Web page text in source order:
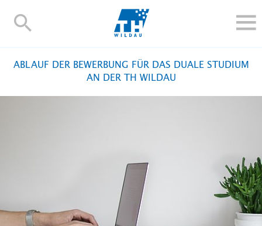
TH-
STUDIEREN UND WEITERBILDEN
FORSCHUNG UND TRANSFER
Kontakt und Anfahrt Moodle
TH Online-Portal Personensuche
ABLAUF DER BEWERBUNG FÜR DAS DUALE STUDIUM
AN DER TH WILDAU